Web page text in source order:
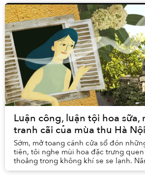
Luận công, luận tội hoa sữa,
tranh cãi của mùa thu Hà Nội
Sớm, mở toang cánh cửa sổ đón
tiên, tôi nghe mùi hoa đặc trưng
thoảng trong không khí se se lạnh.
sớm, và chỗ tôi hoa sữa cũng đã